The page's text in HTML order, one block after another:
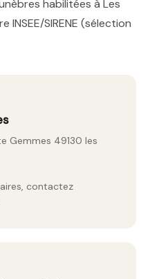
habilitées à Les
SIRENE (sélection
Gemmes 49130 les
contactez